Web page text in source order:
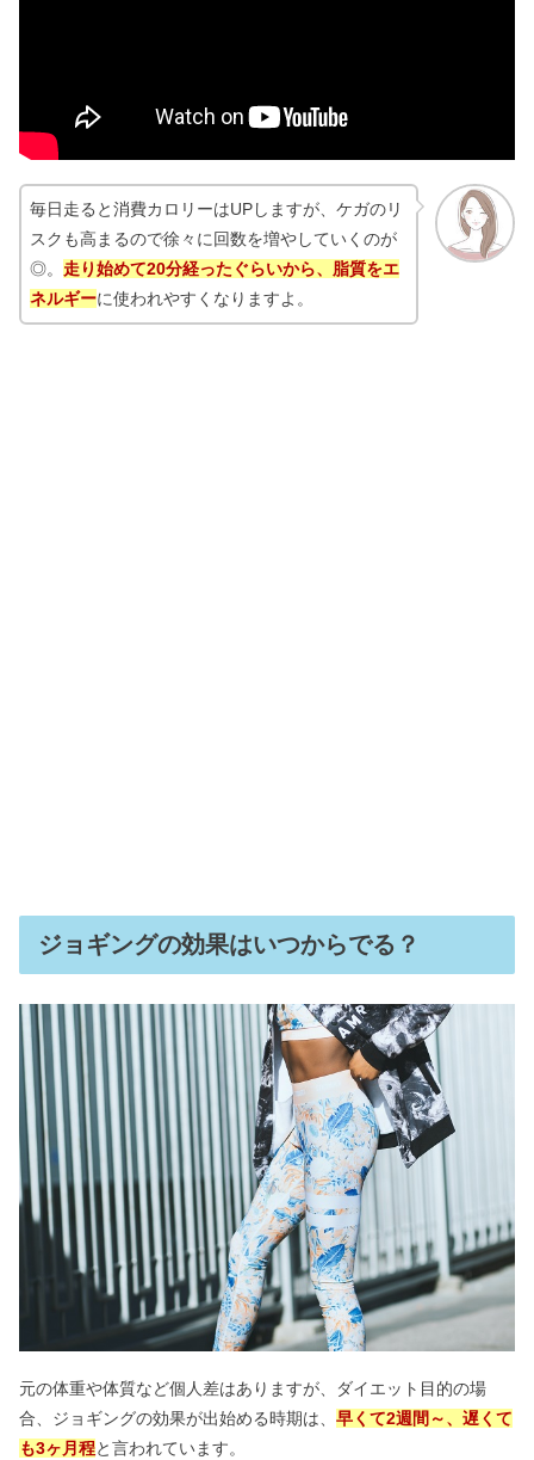
毎日走ると消費カロリーはUPしますが、ケガのリ
スクも高まるので徐々に回数を増やしていくのが
◎。 走り始めて20分経ったぐらいから、脂質をエ
ネルギーに使われやすくなりますよ。
ジョギングの効果はいつからでる？
元の体重や体質など個人差はありますが、ダイエット目的の場
合、ジョギングの効果が出始める時期は、 早くて2週間～、遅くて
も3ヶ月程と言われています。